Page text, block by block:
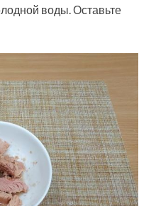
воды. Оставьте